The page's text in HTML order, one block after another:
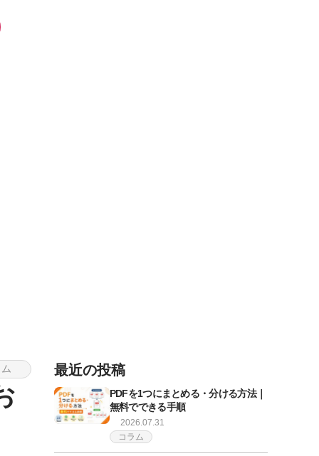
最近の投稿
PDFを1つにまとめる・分ける方法｜
無料でできる手順
2026.07.31
コラム